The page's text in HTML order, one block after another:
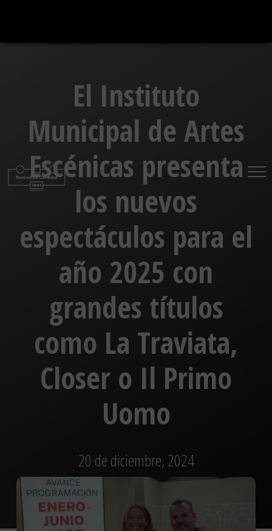
contenido
El Instituto
Municipal de Artes
Escénicas presenta
los nuevos
espectáculos para el
año 2025 con
grandes títulos
como La Traviata,
Closer o Il Primo
Uomo
20 de diciembre, 2024